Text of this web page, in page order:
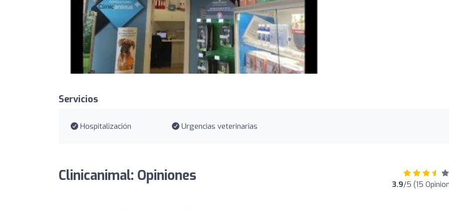
Servicios
Hospitalización Urgencias veterinarias
Clinicanimal: Opiniones 3.9/5 (15